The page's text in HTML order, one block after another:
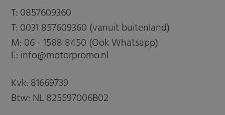
T: 0857609360
T: 0031 857609360 (vanuit buitenland)
M: 06 - 1588 8450 (Ook Whatsapp)
E: info@motorpromo.nl
Kvk: 81669739
Btw: NL 825597006B02